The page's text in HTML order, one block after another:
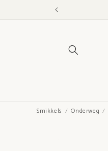
content
Smikkels Onderweg